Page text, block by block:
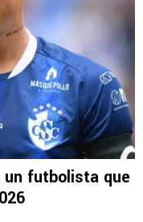
un futbolista que